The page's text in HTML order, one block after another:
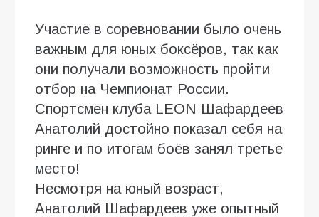
Участие в соревновании было очень
важным для юных боксёров, так как
они получали возможность пройти
отбор на Чемпионат России.
Спортсмен клуба LEON Шафардеев
Анатолий достойно показал себя на
ринге и по итогам боёв занял третье
место!
Несмотря на юный возраст,
Анатолий Шафардеев уже опытный